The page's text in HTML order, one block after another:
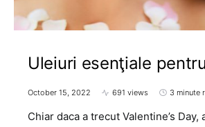
Uleiuri esenţiale
October 15, 2022 691 views 3 minute
Chiar daca a trecut Valentine’s Day,